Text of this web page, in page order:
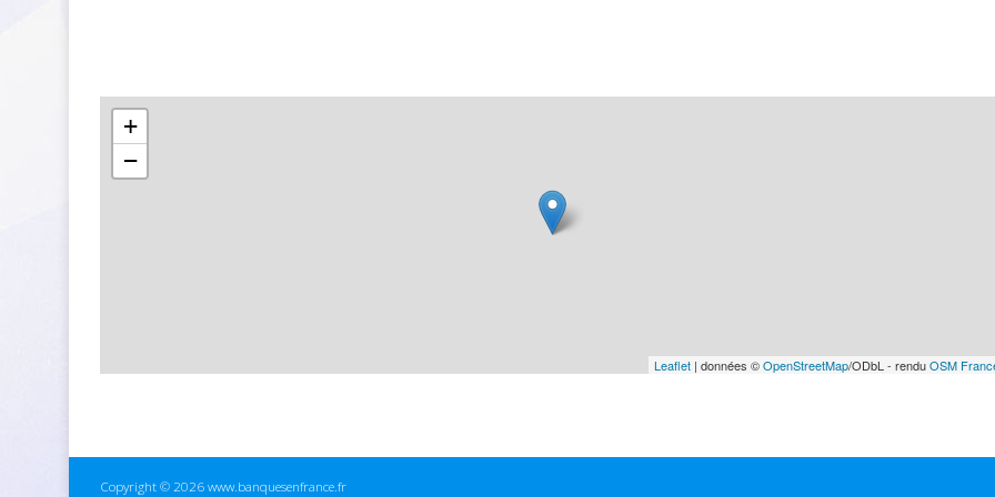
+
−
Leaflet| données ©OpenStreetMap/ODbL - renduOSM
Copyright © 2026 www.banquesenfrance.fr